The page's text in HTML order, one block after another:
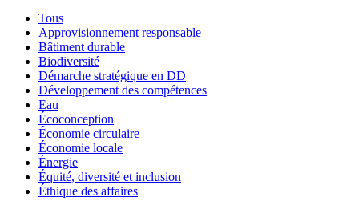
Tous
Approvisionnement responsable
Bâtiment durable
Biodiversité
Démarche stratégique en DD
Développement des compétences
Eau
Écoconception
Économie circulaire
Économie locale
Énergie
Équité, diversité et inclusion
Éthique des affaires